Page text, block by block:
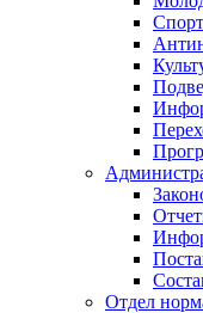
Спорт
Отдел